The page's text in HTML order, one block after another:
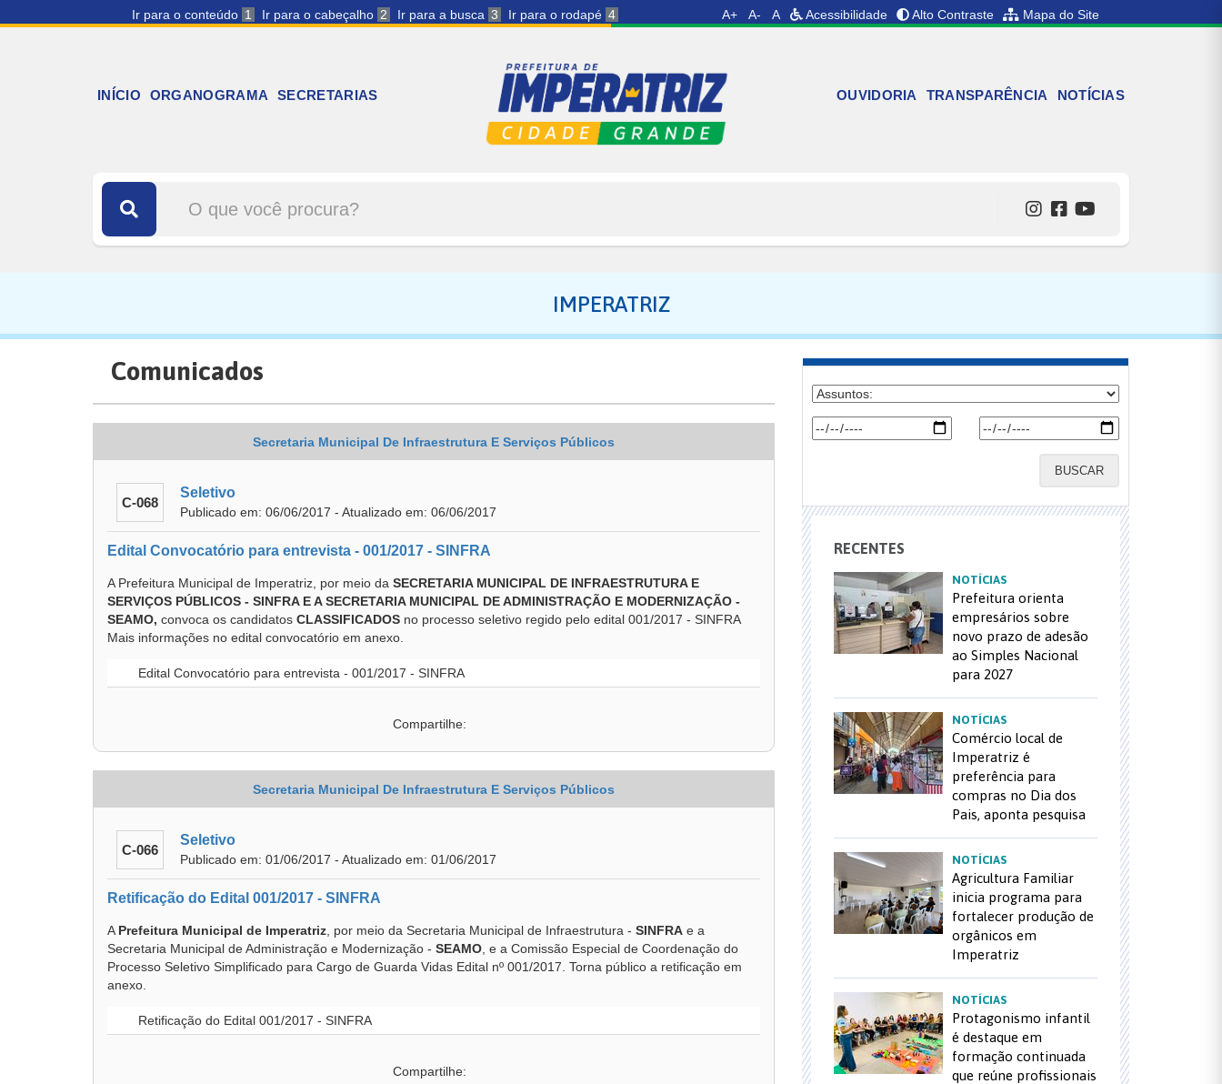
Ir para o conteúdo 1 Ir para o cabeçalho 2 Ir para a busca 3 Ir para o rodapé 4 A+ A- A Acessibilidade Alto Contraste Mapa do Site
INÍCIO ORGANOGRAMA SECRETARIAS OUVIDORIA TRANSPARÊNCIA NOTÍCIAS
IMPERATRIZ
Comunicados
Secretaria Municipal De Infraestrutura E Serviços Públicos
C-068
Seletivo
Publicado em: 06/06/2017 - Atualizado em: 06/06/2017
Edital Convocatório para entrevista - 001/2017 - SINFRA
A Prefeitura Municipal de Imperatriz, por meio da SECRETARIA MUNICIPAL DE INFRAESTRUTURA E
SERVIÇOS PÚBLICOS - SINFRA E A SECRETARIA MUNICIPAL DE ADMINISTRAÇÃO E MODERNIZAÇÃO -
SEAMO, convoca os candidatos CLASSIFICADOS no processo seletivo regido pelo edital 001/2017 - SINFRA
Mais informações no edital convocatório em anexo.
Edital Convocatório para entrevista - 001/2017 - SINFRA
Compartilhe:
Secretaria Municipal De Infraestrutura E Serviços Públicos
C-066
Seletivo
Publicado em: 01/06/2017 - Atualizado em: 01/06/2017
Retificação do Edital 001/2017 - SINFRA
A Prefeitura Municipal de Imperatriz , por meio da Secretaria Municipal de Infraestrutura - SINFRA e a
Secretaria Municipal de Administração e Modernização - SEAMO , e a Comissão Especial de Coordenação do
Processo Seletivo Simplificado para Cargo de Guarda Vidas Edital nº 001/2017. Torna público a retificação em
anexo.
Retificação do Edital 001/2017 - SINFRA
Compartilhe:
BUSCAR
RECENTES
NOTÍCIAS
Prefeitura orienta
empresários sobre
novo prazo de adesão
ao Simples Nacional
para 2027
NOTÍCIAS
Comércio local de
Imperatriz é
preferência para
compras no Dia dos
Pais, aponta pesquisa
NOTÍCIAS
Agricultura Familiar
inicia programa para
fortalecer produção de
orgânicos em
Imperatriz
NOTÍCIAS
Protagonismo infantil
é destaque em
formação continuada
que reúne profissionais